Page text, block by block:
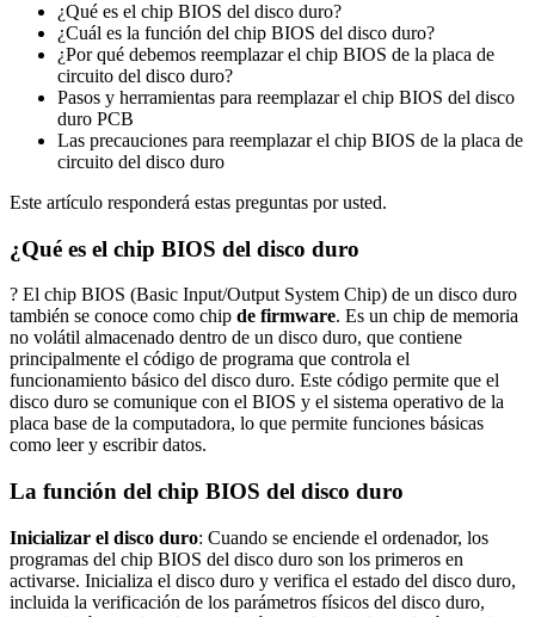
¿Qué es el chip BIOS del disco duro?
¿Cuál es la función del chip BIOS del disco duro?
¿Por qué debemos reemplazar el chip BIOS de la placa de
circuito del disco duro?
Pasos y herramientas para reemplazar el chip BIOS del disco
duro PCB
Las precauciones para reemplazar el chip BIOS de la placa de
circuito del disco duro
Este artículo responderá estas preguntas por usted.
¿Qué es el chip BIOS del disco duro
? El chip BIOS (Basic Input/Output System Chip) de un disco duro
también se conoce como chip de firmware. Es un chip de memoria
no volátil almacenado dentro de un disco duro, que contiene
principalmente el código de programa que controla el
funcionamiento básico del disco duro. Este código permite que el
disco duro se comunique con el BIOS y el sistema operativo de la
placa base de la computadora, lo que permite funciones básicas
como leer y escribir datos.
La función del chip BIOS del disco duro
Inicializar el disco duro: Cuando se enciende el ordenador, los
programas del chip BIOS del disco duro son los primeros en
activarse. Inicializa el disco duro y verifica el estado del disco duro,
incluida la verificación de los parámetros físicos del disco duro,